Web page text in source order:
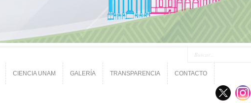
CIENCIA UNAM GALERÍA TRANSPARENCIA CONTACTO